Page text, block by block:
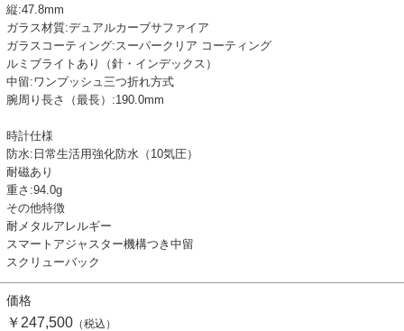
縦:47.8mm
ガラス材質:デュアルカーブサファイア
ガラスコーティング:スーパークリア コーティング
ルミブライトあり（針・インデックス）
中留:ワンプッシュ三つ折れ方式
腕周り長さ（最長）:190.0mm
時計仕様
防水:日常生活用強化防水（10気圧）
耐磁あり
重さ:94.0g
その他特徴
耐メタルアレルギー
スマートアジャスター機構つき中留
スクリューバック
価格
￥247,500（税込）